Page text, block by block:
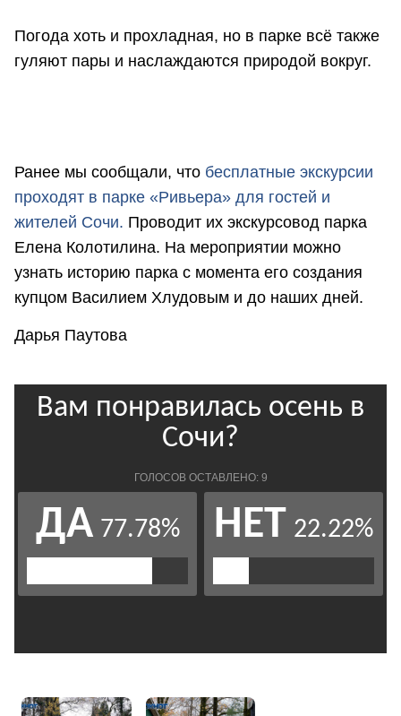
Погода хоть и прохладная, но в парке всё также
гуляют пары и наслаждаются природой вокруг.
Ранее мы сообщали, что бесплатные экскурсии
проходят в парке «Ривьера» для гостей и
жителей Сочи. Проводит их экскурсовод парка
Елена Колотилина. На мероприятии можно
узнать историю парка с момента его создания
купцом Василием Хлудовым и до наших дней.
Дарья Паутова